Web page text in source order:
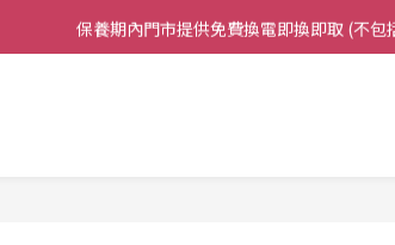
凡購買任何產品滿$500免運費（香港/
保養期內門市提供免費換電即換即取 (不包